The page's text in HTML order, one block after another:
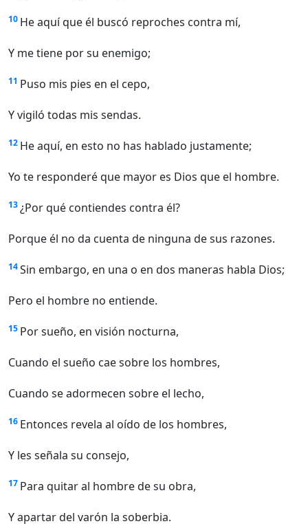
10 He aquí que él buscó reproches contra mí,
Y me tiene por su enemigo;
11 Puso mis pies en el cepo,
Y vigiló todas mis sendas.
12 He aquí, en esto no has hablado justamente;
Yo te responderé que mayor es Dios que el hombre.
13¿Por qué contiendes contra él?
Porque él no da cuenta de ninguna de sus razones.
14Sin embargo, en una o en dos maneras habla Dios;
Pero el hombre no entiende.
15 Por sueño, en visión nocturna,
Cuando el sueño cae sobre los hombres,
Cuando se adormecen sobre el lecho,
16 Entonces revela al oído de los hombres,
Y les señala su consejo,
17 Para quitar al hombre de su obra,
Y apartar del varón la soberbia.